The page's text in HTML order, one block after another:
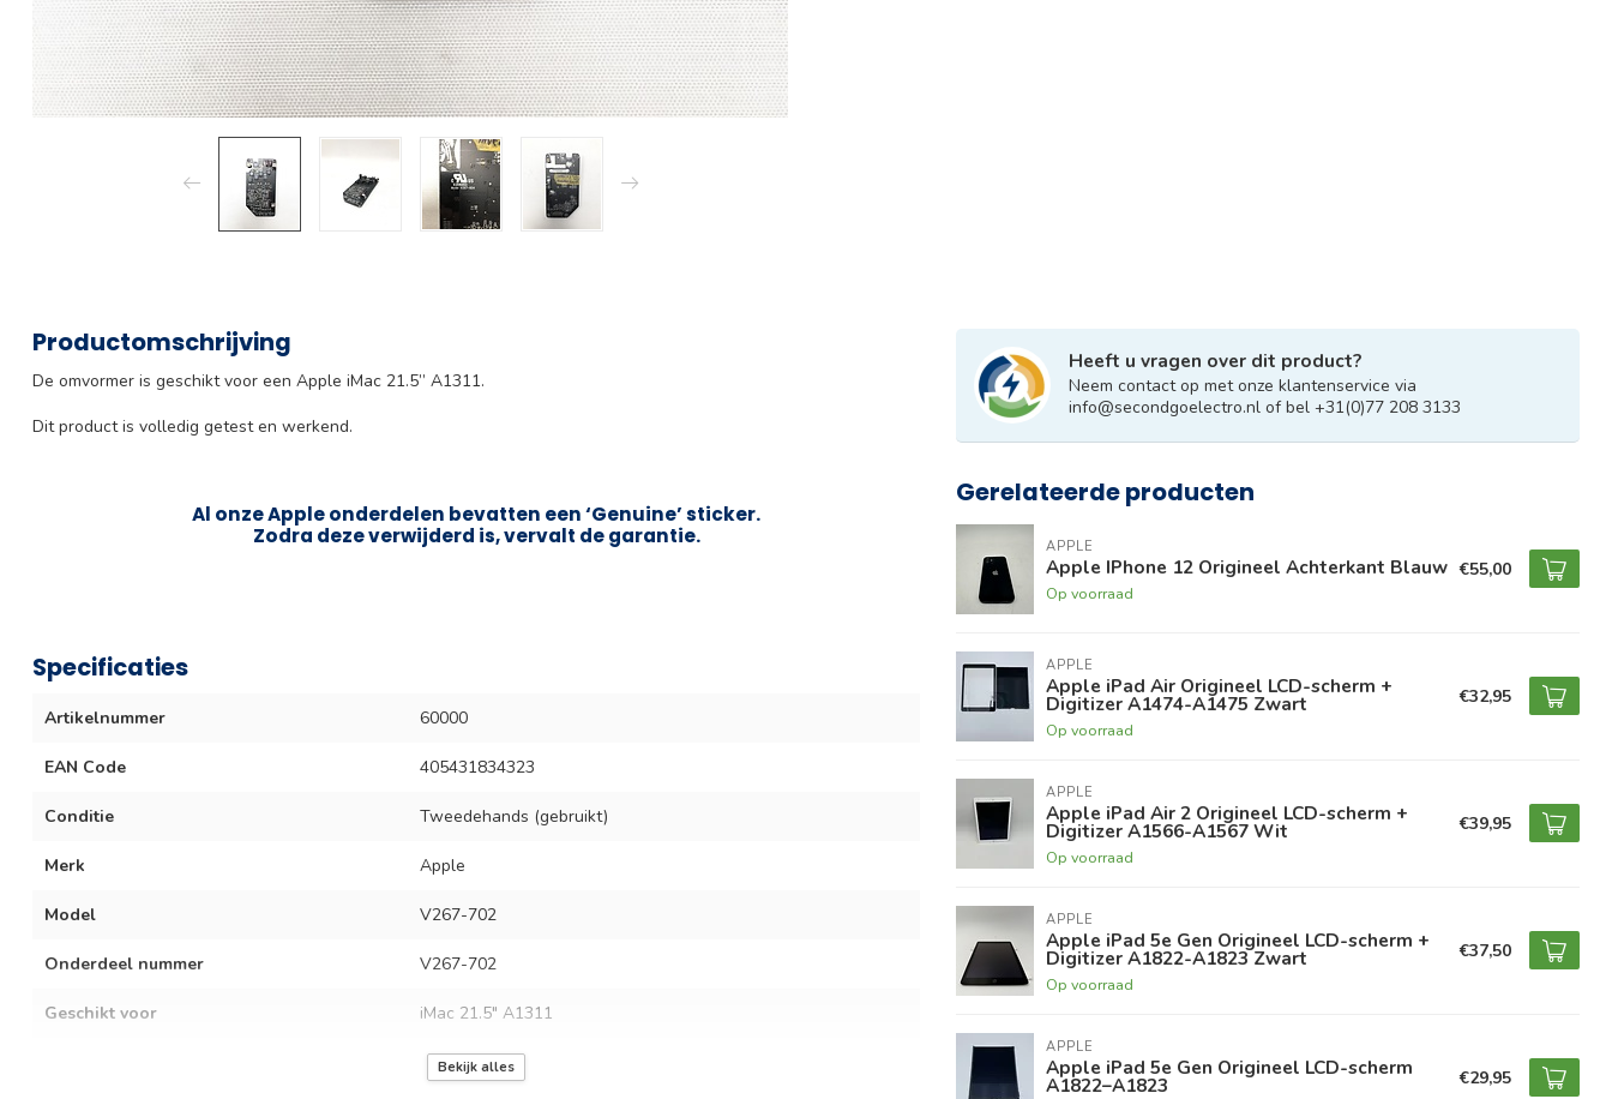
Productomschrijving
De omvormer is geschikt voor een Apple iMac 21.5” A1311.
Dit product is volledig getest en werkend.
Al onze Apple onderdelen bevatten een ‘Genuine’ sticker.
Zodra deze verwijderd is, vervalt de garantie.
Specificaties
Artikelnummer 60000
EAN Code 405431834323
Conditie Tweedehands (gebruikt)
Merk Apple
Model V267-702
Onderdeel nummer V267-702
Geschikt voor iMac 21.5″ A1311
3 maanden
Bekijk alles
Heeft u vragen over dit product?
Neem contact op met onze klantenservice via
info@secondgoelectro.nl of bel +31(0)77 208 3133
Gerelateerde producten
APPLE
Apple IPhone 12 Origineel Achterkant Blauw
Op voorraad
€55,00
APPLE
Apple iPad Air Origineel LCD-scherm +
Digitizer A1474-A1475 Zwart
Op voorraad
€32,95
APPLE
Apple iPad Air 2 Origineel LCD-scherm +
Digitizer A1566-A1567 Wit
Op voorraad
€39,95
APPLE
Apple iPad 5e Gen Origineel LCD-scherm +
Digitizer A1822-A1823 Zwart
Op voorraad
€37,50
APPLE
Apple iPad 5e Gen Origineel LCD-scherm
A1822–A1823 €29,95